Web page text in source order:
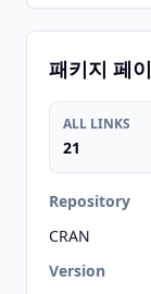
패키지 페
ALL LINKS
21
Repository
CRAN
Version